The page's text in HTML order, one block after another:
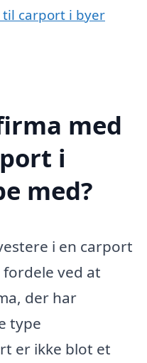
til carport i byer
med
i
med?
i en carport
ved at
der har
type
er ikke blot et